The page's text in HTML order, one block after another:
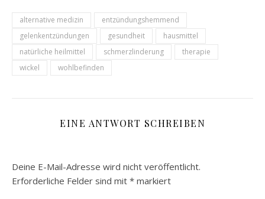
alternative medizin
entzündungshemmend
gelenkentzündungen
gesundheit
hausmittel
natürliche heilmittel
schmerzlinderung
therapie
wickel
wohlbefinden
EINE ANTWORT SCHREIBEN
Deine E-Mail-Adresse wird nicht veröffentlicht.
Erforderliche Felder sind mit * markiert